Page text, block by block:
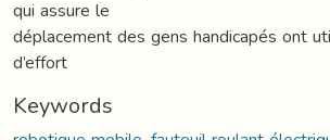
qui assure le
déplacement des gens handicapés ont
d’effort
Keywords